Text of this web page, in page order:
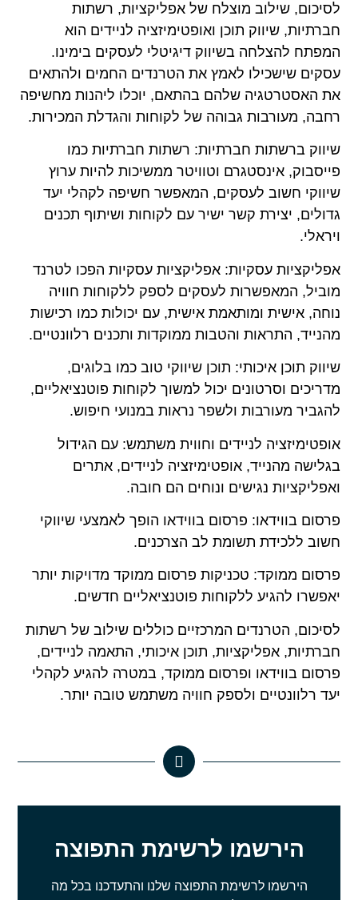
לסיכום, שילוב מוצלח של אפליקציות, רשתות
חברתיות, שיווק תוכן ואופטימיזציה לניידים הוא
המפתח להצלחה בשיווק דיגיטלי לעסקים בימינו.
עסקים שישכילו לאמץ את הטרנדים החמים ולהתאים
את האסטרטגיה שלהם בהתאם, יוכלו ליהנות מחשיפה
רחבה, מעורבות גבוהה של לקוחות והגדלת המכירות.
שיווק ברשתות חברתיות: רשתות חברתיות כמו
פייסבוק, אינסטגרם וטוויטר ממשיכות להיות ערוץ
שיווקי חשוב לעסקים, המאפשר חשיפה לקהלי יעד
גדולים, יצירת קשר ישיר עם לקוחות ושיתוף תכנים
ויראלי.
אפליקציות עסקיות: אפליקציות עסקיות הפכו לטרנד
מוביל, המאפשרות לעסקים לספק ללקוחות חוויה
נוחה, אישית ומותאמת אישית, עם יכולות כמו רכישות
מהנייד, התראות והטבות ממוקדות ותכנים רלוונטיים.
שיווק תוכן איכותי: תוכן שיווקי טוב כמו בלוגים,
מדריכים וסרטונים יכול למשוך לקוחות פוטנציאליים,
להגביר מעורבות ולשפר נראות במנועי חיפוש.
אופטימיזציה לניידים וחווית משתמש: עם הגידול
בגלישה מהנייד, אופטימיזציה לניידים, אתרים
ואפליקציות נגישים ונוחים הם חובה.
פרסום בווידאו: פרסום בווידאו הופך לאמצעי שיווקי
חשוב ללכידת תשומת לב הצרכנים.
פרסום ממוקד: טכניקות פרסום ממוקד מדויקות יותר
יאפשרו להגיע ללקוחות פוטנציאליים חדשים.
לסיכום, הטרנדים המרכזיים כוללים שילוב של רשתות
חברתיות, אפליקציות, תוכן איכותי, התאמה לניידים,
פרסום בווידאו ופרסום ממוקד, במטרה להגיע לקהלי
יעד רלוונטיים ולספק חוויה משתמש טובה יותר.
הירשמו לרשימת התפוצה
הירשמו לרשימת התפוצה שלנו והתעדכנו בכל מה